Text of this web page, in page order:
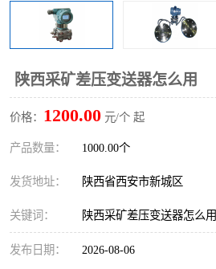
陕西采矿差压变送器怎么用
价格： 1200.00 元/个 起
产品数量： 1000.00个
发货地址： 陕西省西安市新城区
关键词： 陕西采矿差压变送器怎么用
发布日期： 2026-08-06